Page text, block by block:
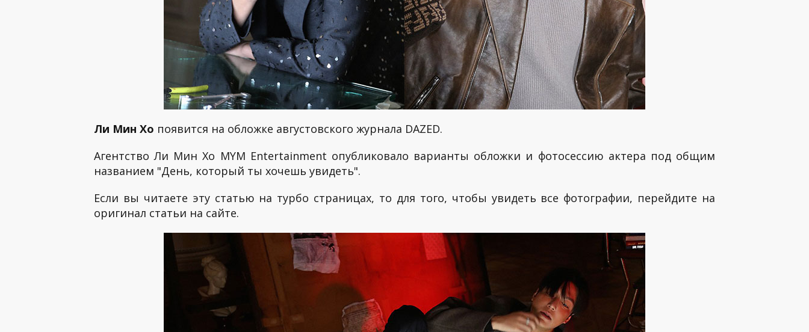
Ли Мин Хо появится на обложке августовского журнала DAZED.
Агентство Ли Мин Хо MYM Entertainment опубликовало варианты обложки и фотосессию актера под общим
названием "День, который ты хочешь увидеть".
Если вы читаете эту статью на турбо страницах, то для того, чтобы увидеть все фотографии, перейдите на
оригинал статьи на сайте.